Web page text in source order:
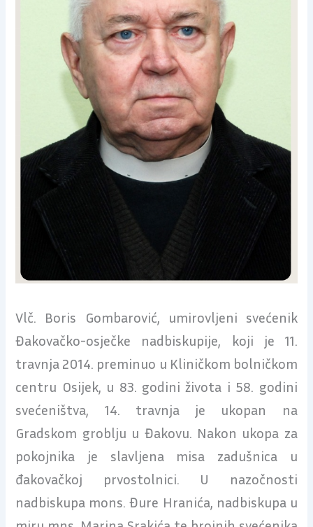
Vlč. Boris Gombarović, umirovljeni svećenik
Đakovačko-osječke nadbiskupije, koji je 11.
travnja 2014. preminuo u Kliničkom bolničkom
centru Osijek, u 83. godini života i 58. godini
svećeništva, 14. travnja je ukopan na
Gradskom groblju u Đakovu. Nakon ukopa za
pokojnika je slavljena misa zadušnica u
đakovačkoj prvostolnici. U nazočnosti
nadbiskupa mons. Đure Hranića, nadbiskupa u